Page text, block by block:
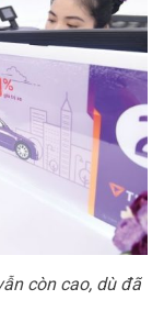
còn cao, dù đã